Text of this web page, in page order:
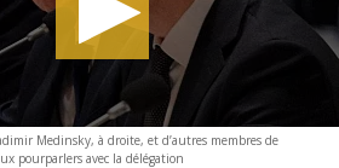
Medinsky, à droite, et d’autres membres de
pourparlers avec la délégation